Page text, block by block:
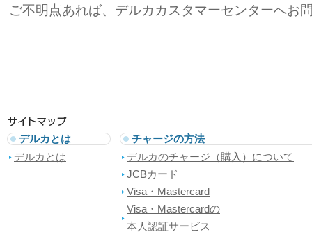
ご不明点あれば、デルカカスタマーセンターへお
デルカとは
デルカとは
チャージの方法
デルカのチャージ（購入）について
JCBカード
Visa・Mastercard
Visa・Mastercardの
本人認証サービス